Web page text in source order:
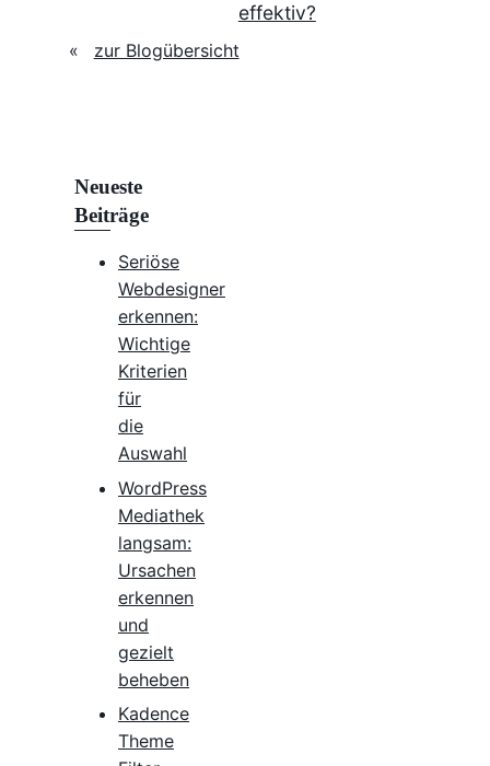
effektiv?
« zur Blogübersicht
Neueste
Beiträge
Seriöse
Webdesigner
erkennen:
Wichtige
Kriterien
für
die
Auswahl
WordPress
Mediathek
langsam:
Ursachen
erkennen
und
gezielt
beheben
Kadence
Theme